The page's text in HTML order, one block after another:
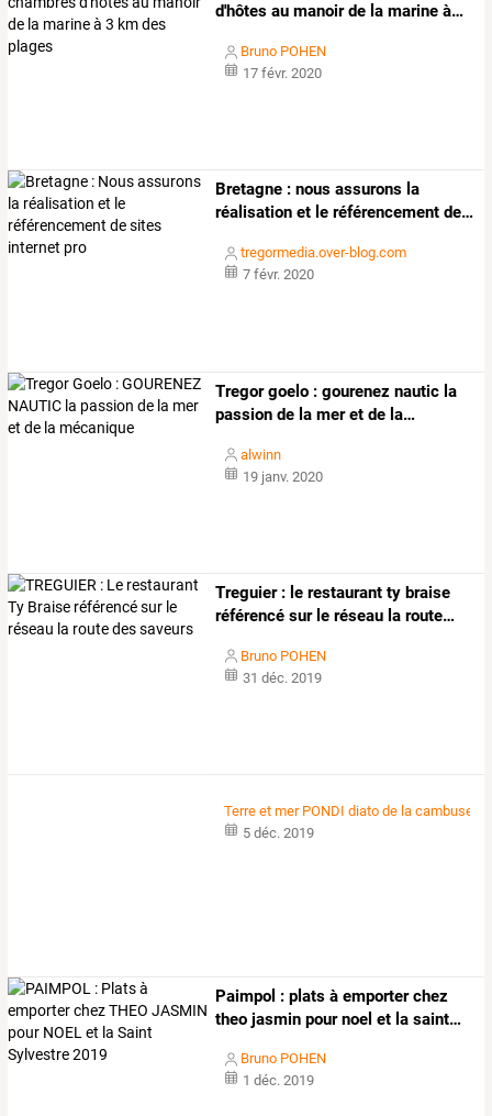
d'hôtes au manoirde la marine à…
Bruno POHEN
17 févr. 2020
Bretagne : nous assurons la
réalisation et le référencement de…
tregormedia.over-blog.com
7 févr. 2020
Tregorgoelo : gourenez nautic la
passion de la meret de la…
alwinn
19 janv. 2020
Treguier: le restaurant ty braise
référencé surle réseau la route…
Bruno POHEN
31 déc. 2019
Terre et mer PONDI diato de la cambuse
5 déc. 2019
Paimpol : plats à emporterchez
theo jasmin pournoel et la saint…
Bruno POHEN
1 déc. 2019